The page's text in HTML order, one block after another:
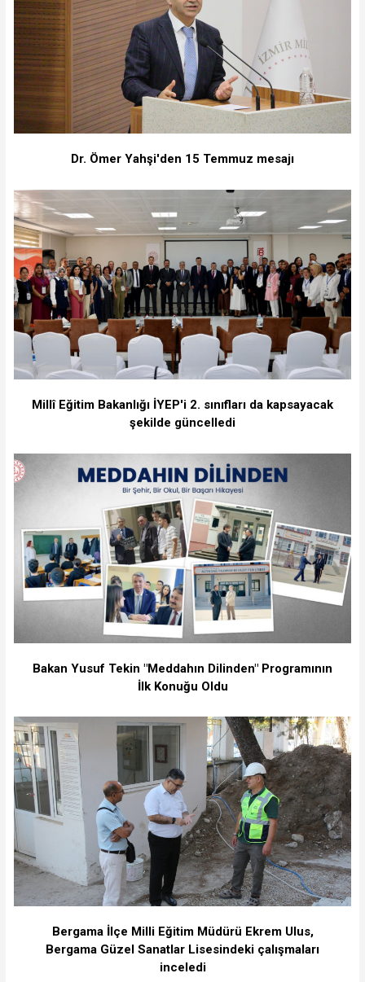
Dr. Ömer Yahşi'den 15 Temmuz mesajı
Millî Eğitim Bakanlığı İYEP'i 2. sınıfları da kapsayacak
şekilde güncelledi
Bakan Yusuf Tekin "Meddahın Dilinden" Programının
İlk Konuğu Oldu
Bergama İlçe Milli Eğitim Müdürü Ekrem Ulus,
Bergama Güzel Sanatlar Lisesindeki çalışmaları
inceledi